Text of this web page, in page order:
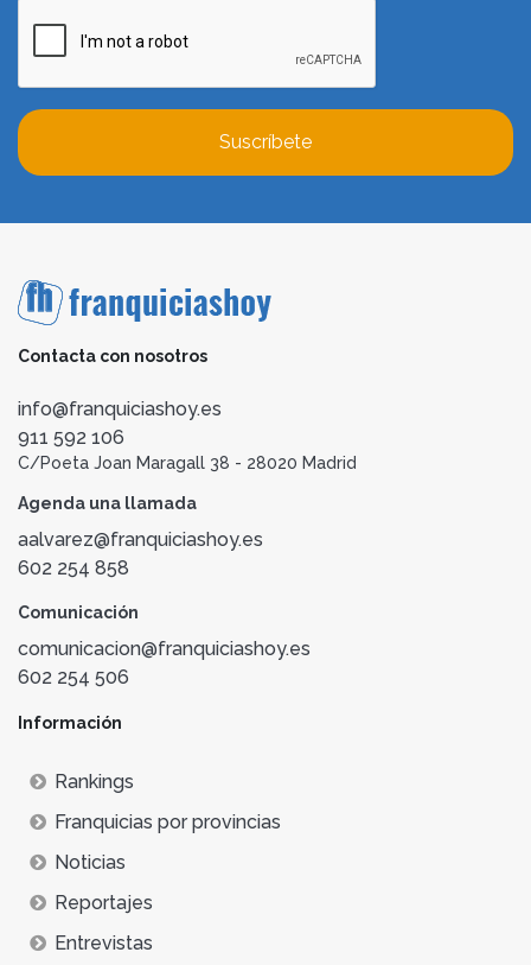
Suscríbete
Contacta con nosotros
info@franquiciashoy.es
911 592 106
C/Poeta Joan Maragall 38 - 28020 Madrid
Agenda una llamada
aalvarez@franquiciashoy.es
602 254 858
Comunicación
comunicacion@franquiciashoy.es
602 254 506
Información
Rankings
Franquicias por provincias
Noticias
Reportajes
Entrevistas